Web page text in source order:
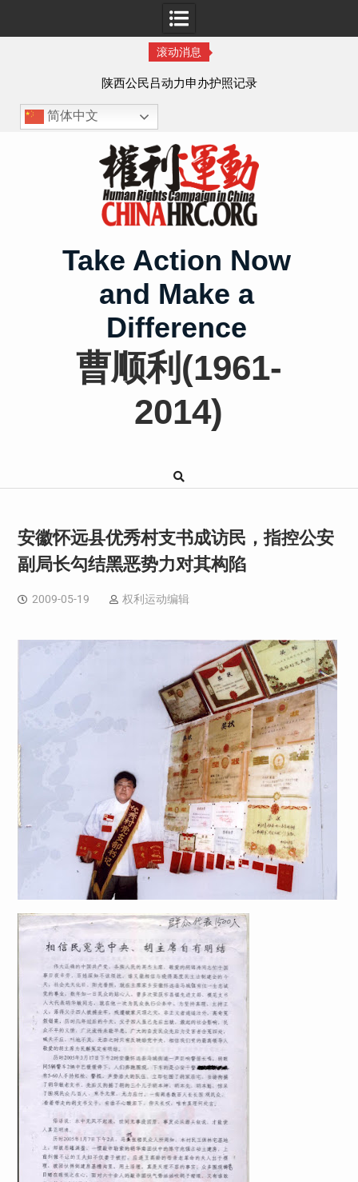
滚动消息
陕西公民吕动力申办护照记录
简体中文
Take Action Now
and Make a
Difference
曹顺利(1961-
2014)
安徽怀远县优秀村支书成访民，指控公安
副局长勾结黑恶势力对其构陷
2009-05-19 权利运动编辑